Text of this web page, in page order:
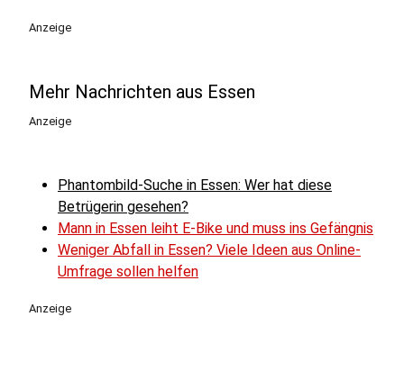
Anzeige
Mehr Nachrichten aus Essen
Anzeige
Phantombild-Suche in Essen: Wer hat diese
Betrügerin gesehen?
Mann in Essen leiht E-Bike und muss ins Gefängnis
Weniger Abfall in Essen? Viele Ideen aus Online-
Umfrage sollen helfen
Anzeige